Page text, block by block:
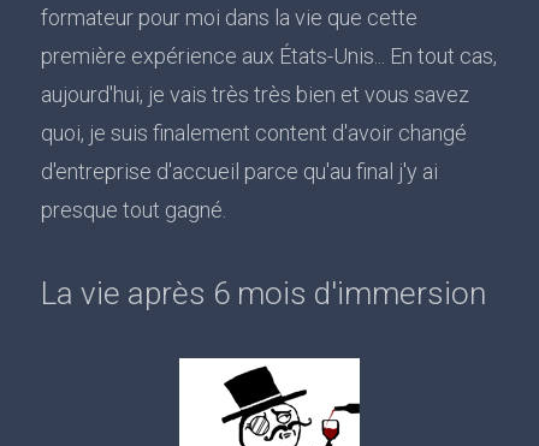
formateur pour moi dans la vie que cette
première expérience aux États-Unis... En tout cas,
aujourd'hui, je vais très très bien et vous savez
quoi, je suis finalement content d'avoir changé
d'entreprise d'accueil parce qu'au final j'y ai
presque tout gagné.
La vie après 6 mois d'immersion